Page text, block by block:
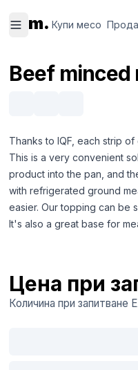
m. Купи месо
месо
Beef minced
Thanks to IQF, each strip
This is a very convenient
product into the pan, and
with refrigerated ground
easier. Our topping can be
It's also a great base for
Цена при
Количина при запитване